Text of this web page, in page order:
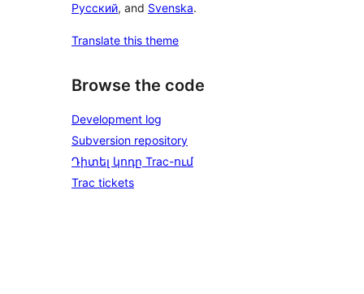
Русский, and Svenska.
Translate this theme
Browse the code
Development log
Subversion repository
Դիտել կոդը Trac-ում
Trac tickets